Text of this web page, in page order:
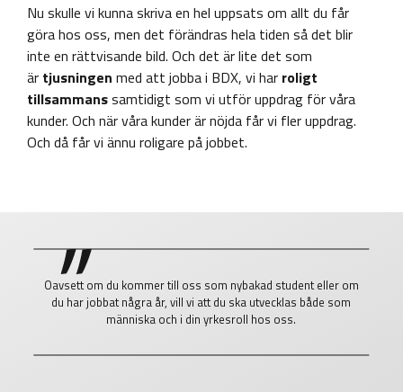
Nu skulle vi kunna skriva en hel uppsats om allt du får
göra hos oss, men det förändras hela tiden så det blir
inte en rättvisande bild. Och det är lite det som
är tjusningen med att jobba i BDX, vi har roligt
tillsammanssamtidigt som vi utför uppdrag för våra
kunder. Och när våra kunder är nöjda får vi fler uppdrag.
Och då får vi ännu roligare på jobbet.
Oavsett om du kommer till oss som nybakad student eller om
du har jobbat några år, vill vi att du ska utvecklas både som
människa och i din yrkesroll hos oss.